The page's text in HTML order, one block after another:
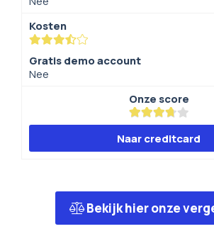
Kosten
Gratis demo account
Nee
Onze score
Naar creditcard
Bekijk hier onze